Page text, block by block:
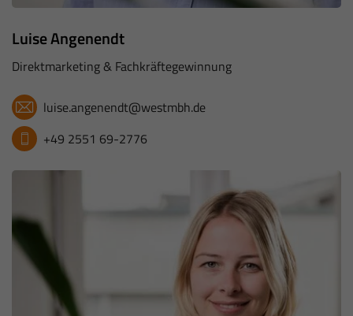
Luise Angenendt
Direktmarketing & Fachkräftegewinnung
luise.angenendt@westmbh.de
+49 2551 69-2776